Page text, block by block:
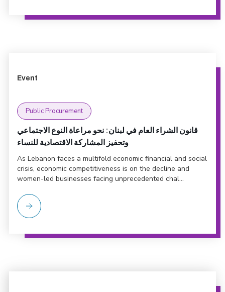
Event
Public Procurement
قانون الشراء العام في لبنان: نحو مراعاة النوع الاجتماعي
وتحفيز المشاركة الاقتصادية للنساء
As Lebanon faces a multifold economic financial and social
crisis, economic competitiveness is on the decline and
women-led businesses facing unprecedented chal...